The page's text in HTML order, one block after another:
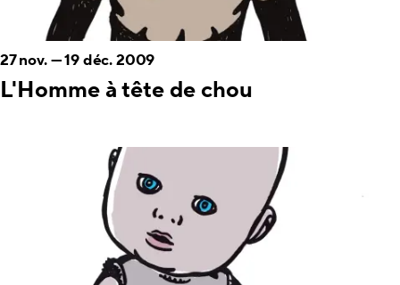
L'Homme à tête de chou
27 nov.—19 déc. 2009